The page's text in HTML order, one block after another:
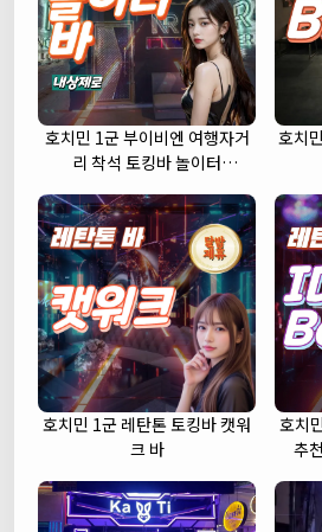
호치민 1군 부이비엔 여행자거
리 착석 토킹바 놀이터
호치
호치민 1군 레탄톤 토킹바 캣워
크 바
호치
추